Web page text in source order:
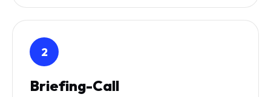
2
Briefing-Call